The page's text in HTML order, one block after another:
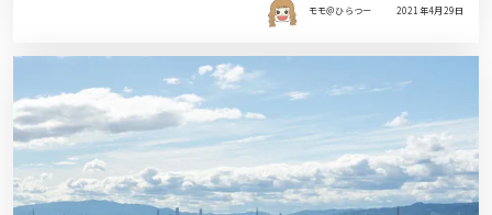
モモ＠ひらつー 2021年4月29日